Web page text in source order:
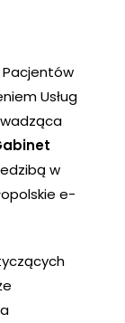
Usług
w
e-